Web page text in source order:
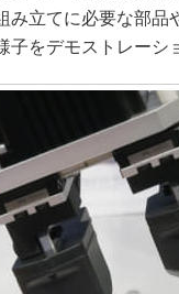
み立てに必要な部品
子をデモストレーシ